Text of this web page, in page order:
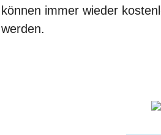
können immer wieder
werden.